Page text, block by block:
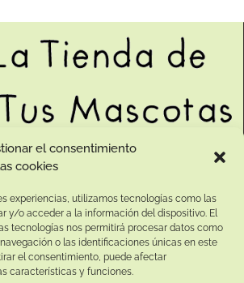
el consentimiento
cookies
experiencias, utilizamos tecnologías como las
y/o acceder a la información del dispositivo. El
tecnologías nos permitirá procesar datos como
o las identificaciones únicas en este
el consentimiento, puede afectar
características y funciones.
19, Rute, 14950 Códoba. España